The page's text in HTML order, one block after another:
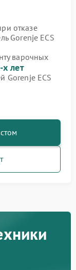
отказе
Gorenje ECS
варочных
лет
Gorenje ECS